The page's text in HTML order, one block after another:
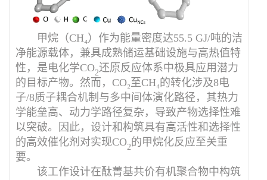
甲烷（CH₄）作为能量密度达55.5 GJ/吨的洁
净能源载体，兼具成熟储运基础设施与高热值特
性，是电化学CO2还原反应体系中极具应用潜力
的目标产物。然而， CO₂至CH₄的转化涉及8电
子/8质子耦合机制与多中间体演化路径，其热力
学能垒高、动力学路径复杂，导致产物选择性难
以突破。因此，设计和构筑具有高活性和选择性
的高效催化剂对实现CO2的甲烷化反应至关重
要。
该工作设计在酞菁基共价有机聚合物中构筑